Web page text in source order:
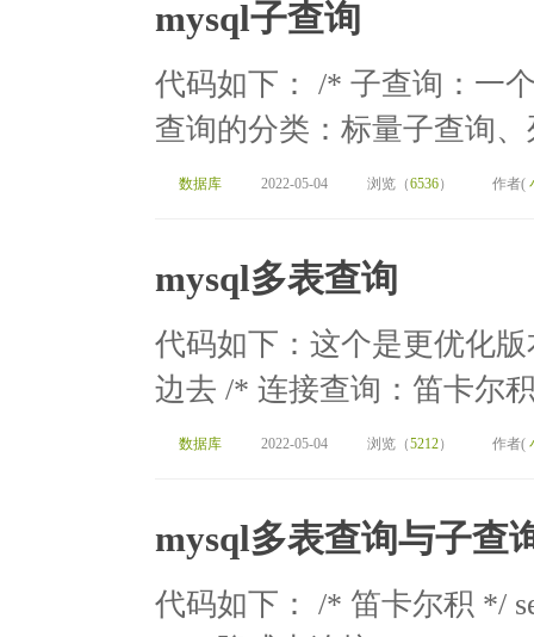
mysql子查询
代码如下： /* 子查询：一
查询的分类：标量子查询
数据库 2022-05-04 浏览（6536） 作者(
mysql多表查询
代码如下：这个是更优化
边去 /* 连接查询：笛卡尔
数据库 2022-05-04 浏览（5212） 作者(
mysql多表查询与子查
代码如下： /* 笛卡尔积 */